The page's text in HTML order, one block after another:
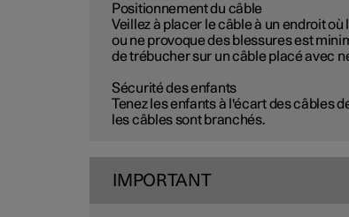
Positionnement du câble
Veillez à placer le câble à un endroit
ou ne provoque des blessures est
de trébucher sur un câble placé avec
Sécurité des enfants
Tenez les enfants à l'écart des câbles
les câbles sont branchés.
IMPORTANT